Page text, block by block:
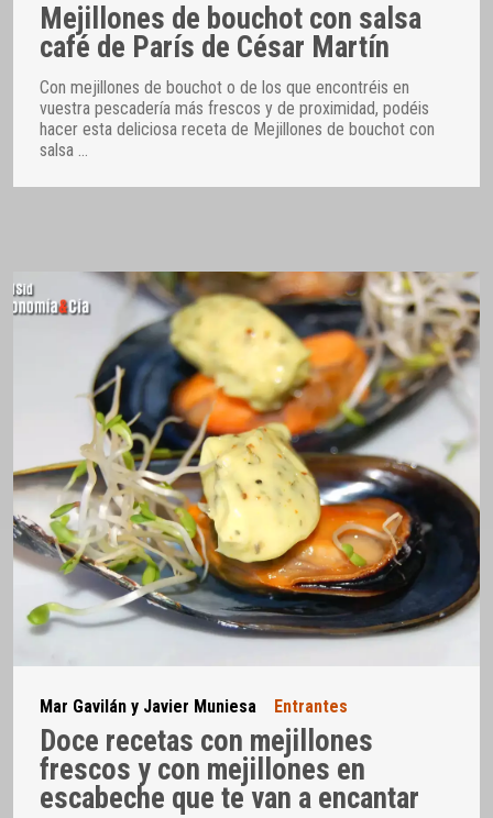
Mejillones de bouchot con salsa
café de París de César Martín
Con mejillones de bouchot o de los que encontréis en
vuestra pescadería más frescos y de proximidad, podéis
hacer esta deliciosa receta de Mejillones de bouchot con
salsa …
Mar Gavilán y Javier Muniesa Entrantes
Doce recetas con mejillones
frescos y con mejillones en
escabeche que te van a encantar